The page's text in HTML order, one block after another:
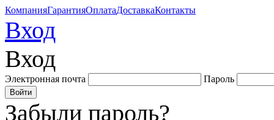
КомпанияГарантияОплатаДоставкаКонтакты
Вход
Вход
Электронная почта Пароль
Забыли пароль?